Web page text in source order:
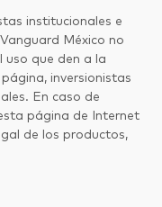
institucionales e
México no
que den a la
inversionistas
En caso de
página de Internet
de los productos,